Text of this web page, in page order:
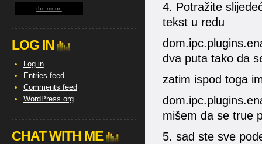
4. Potražite
tekst u redu
dva puta tako da
zatim ispod toga
mišem da se true
5. sad ste sve
the moon
LOG IN
Log in
Entries feed
Comments feed
WordPress.org
CHAT WITH ME